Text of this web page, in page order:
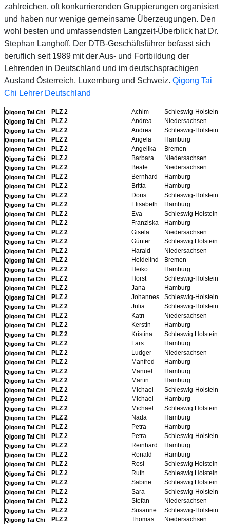
zahlreichen, oft konkurrierenden Gruppierungen organisiert
und haben nur wenige gemeinsame Überzeugungen. Den
wohl besten und umfassendsten Langzeit-Überblick hat Dr.
Stephan Langhoff. Der DTB-Geschäftsführer befasst sich
beruflich seit 1989 mit der Aus- und Fortbildung der
Lehrenden in Deutschland und im deutschsprachigen
Ausland Österreich, Luxemburg und Schweiz. Qigong Tai
Chi Lehrer Deutschland
Qigong Tai Chi PLZ 2 Achim Schleswig-Holstein
Qigong Tai Chi PLZ 2 Andrea Niedersachsen
Qigong Tai Chi PLZ 2 Andrea Schleswig-Holstein
Qigong Tai Chi PLZ 2 Angela Hamburg
Qigong Tai Chi PLZ 2 Angelika Bremen
Qigong Tai Chi PLZ 2 Barbara Niedersachsen
Qigong Tai Chi PLZ 2 Beate Niedersachsen
Qigong Tai Chi PLZ 2 Bernhard Hamburg
Qigong Tai Chi PLZ 2 Britta Hamburg
Qigong Tai Chi PLZ 2 Doris Schleswig-Holstein
Qigong Tai Chi PLZ 2 Elisabeth Hamburg
Qigong Tai Chi PLZ 2 Eva Schleswig Holstein
Qigong Tai Chi PLZ 2 Franziska Hamburg
Qigong Tai Chi PLZ 2 Gisela Niedersachsen
Qigong Tai Chi PLZ 2 Günter Schleswig Holstein
Qigong Tai Chi PLZ 2 Harald Niedersachsen
Qigong Tai Chi PLZ 2 Heidelind Bremen
Qigong Tai Chi PLZ 2 Heiko Hamburg
Qigong Tai Chi PLZ 2 Horst Schleswig-Holstein
Qigong Tai Chi PLZ 2 Jana Hamburg
Qigong Tai Chi PLZ 2 Johannes Schleswig-Holstein
Qigong Tai Chi PLZ 2 Julia Schleswig-Holstein
Qigong Tai Chi PLZ 2 Katri Niedersachsen
Qigong Tai Chi PLZ 2 Kerstin Hamburg
Qigong Tai Chi PLZ 2 Kristina Schleswig Holstein
Qigong Tai Chi PLZ 2 Lars Hamburg
Qigong Tai Chi PLZ 2 Ludger Niedersachsen
Qigong Tai Chi PLZ 2 Manfred Hamburg
Qigong Tai Chi PLZ 2 Manuel Hamburg
Qigong Tai Chi PLZ 2 Martin Hamburg
Qigong Tai Chi PLZ 2 Michael Schleswig-Holstein
Qigong Tai Chi PLZ 2 Michael Hamburg
Qigong Tai Chi PLZ 2 Michael Schleswig Holstein
Qigong Tai Chi PLZ 2 Nada Hamburg
Qigong Tai Chi PLZ 2 Petra Hamburg
Qigong Tai Chi PLZ 2 Petra Schleswig-Holstein
Qigong Tai Chi PLZ 2 Reinhard Hamburg
Qigong Tai Chi PLZ 2 Ronald Hamburg
Qigong Tai Chi PLZ 2 Rosi Schleswig Holstein
Qigong Tai Chi PLZ 2 Ruth Schleswig Holstein
Qigong Tai Chi PLZ 2 Sabine Schleswig Holstein
Qigong Tai Chi PLZ 2 Sara Schleswig-Holstein
Qigong Tai Chi PLZ 2 Stefan Niedersachsen
Qigong Tai Chi PLZ 2 Susanne Schleswig-Holstein
Qigong Tai Chi PLZ 2 Thomas Niedersachsen